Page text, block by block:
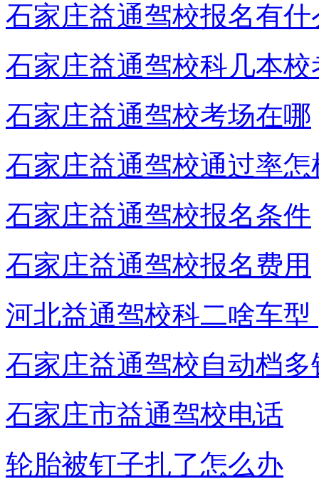
石家庄益通驾校报名有什
石家庄益通驾校科几本校
石家庄益通驾校考场在哪
石家庄益通驾校通过率怎
石家庄益通驾校报名条件
石家庄益通驾校报名费用
河北益通驾校科二啥车型 ​
石家庄益通驾校自动档多
石家庄市益通驾校电话
轮胎被钉子扎了怎么办